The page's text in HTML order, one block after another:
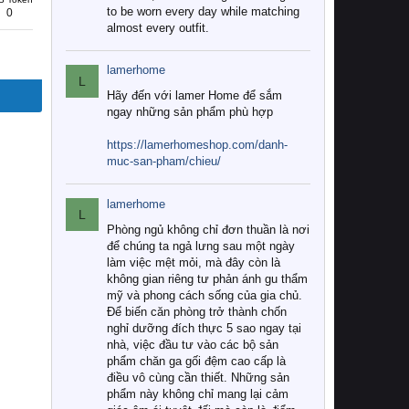
0
to be worn every day while matching
almost every outfit.
L
lamerhome
Hãy đến với lamer Home để sắm
ngay những sản phẩm phù hợp
https://lamerhomeshop.com/danh-
muc-san-pham/chieu/
L
lamerhome
Phòng ngủ không chỉ đơn thuần là nơi
để chúng ta ngả lưng sau một ngày
làm việc mệt mỏi, mà đây còn là
không gian riêng tư phản ánh gu thẩm
mỹ và phong cách sống của gia chủ.
Để biến căn phòng trở thành chốn
nghỉ dưỡng đích thực 5 sao ngay tại
nhà, việc đầu tư vào các bộ sản
phẩm chăn ga gối đệm cao cấp là
điều vô cùng cần thiết. Những sản
phẩm này không chỉ mang lại cảm